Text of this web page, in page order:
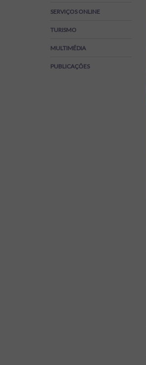
SERVIÇOS ONLINE
TURISMO
MULTIMÉDIA
PUBLICAÇÕES